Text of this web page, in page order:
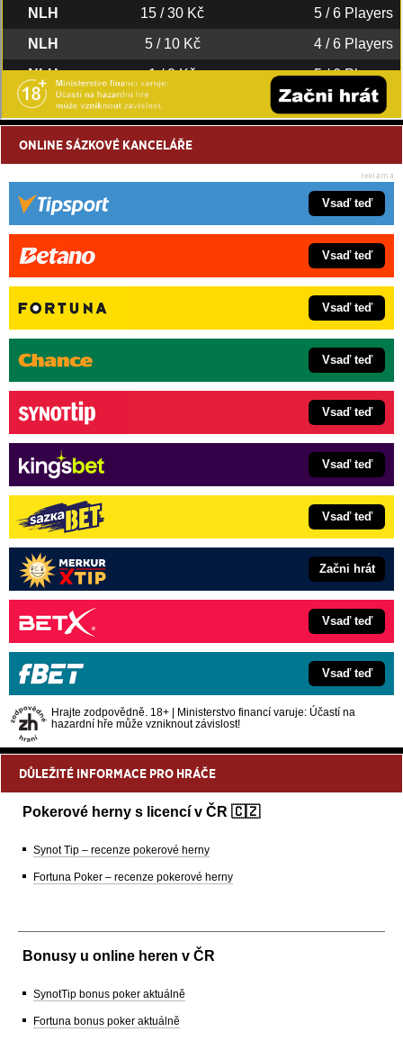
ONLINE SÁZKOVÉ KANCELÁŘE
Vsaď teď
Vsaď teď
Vsaď teď
Vsaď teď
Vsaď teď
Vsaď teď
Vsaď teď
Začni hrát
Vsaď teď
Vsaď teď
Hrajte zodpovědně. 18+ | Ministerstvo financí varuje: Účastí na
hazardní hře může vzniknout závislost!
DŮLEŽITÉ INFORMACE PRO HRÁČE
Pokerové herny s licencí v ČR 🇨🇿
Synot Tip – recenze pokerové herny
Fortuna Poker – recenze pokerové herny
Bonusy u online heren v ČR
SynotTip bonus poker aktuálně
Fortuna bonus poker aktuálně